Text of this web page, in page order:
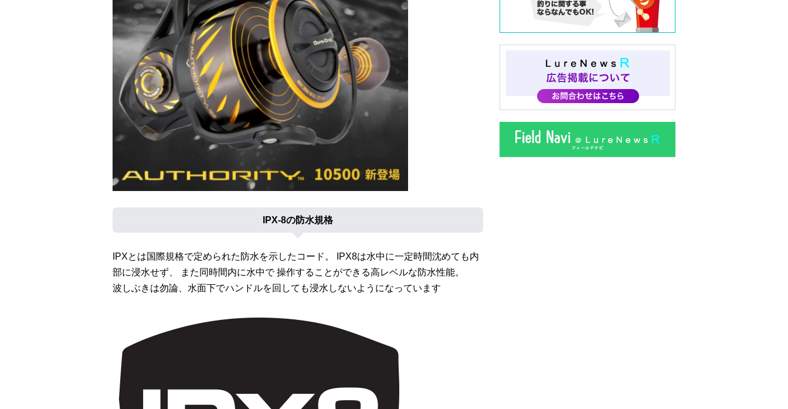
IPX-8の防水規格
IPXとは国際規格で定められた防水を示したコード。 IPX8は水中に一定時間沈めても内
部に浸水せず、 また同時間内に水中で 操作することができる高レベルな防水性能。
波しぶきは勿論、水面下でハンドルを回しても浸水しないようになっています